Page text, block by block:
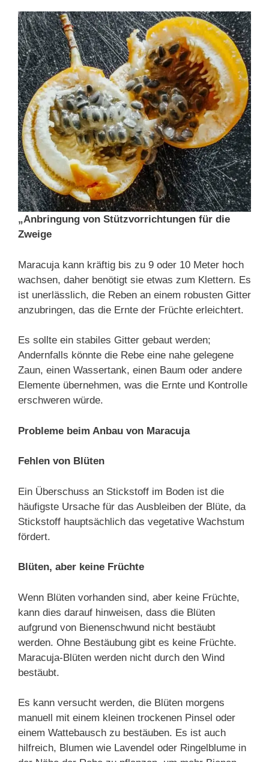
„Anbringung von Stützvorrichtungen für die
Zweige
Maracuja kann kräftig bis zu 9 oder 10 Meter hoch
wachsen, daher benötigt sie etwas zum Klettern. Es
ist unerlässlich, die Reben an einem robusten Gitter
anzubringen, das die Ernte der Früchte erleichtert.
Es sollte ein stabiles Gitter gebaut werden;
Andernfalls könnte die Rebe eine nahe gelegene
Zaun, einen Wassertank, einen Baum oder andere
Elemente übernehmen, was die Ernte und Kontrolle
erschweren würde.
Probleme beim Anbau von Maracuja
Fehlen von Blüten
Ein Überschuss an Stickstoff im Boden ist die
häufigste Ursache für das Ausbleiben der Blüte, da
Stickstoff hauptsächlich das vegetative Wachstum
fördert.
Blüten, aber keine Früchte
Wenn Blüten vorhanden sind, aber keine Früchte,
kann dies darauf hinweisen, dass die Blüten
aufgrund von Bienenschwund nicht bestäubt
werden. Ohne Bestäubung gibt es keine Früchte.
Maracuja-Blüten werden nicht durch den Wind
bestäubt.
Es kann versucht werden, die Blüten morgens
manuell mit einem kleinen trockenen Pinsel oder
einem Wattebausch zu bestäuben. Es ist auch
hilfreich, Blumen wie Lavendel oder Ringelblume in